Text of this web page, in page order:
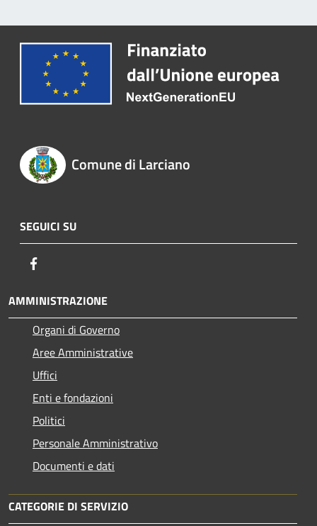
Comune di Larciano
SEGUICI SU
AMMINISTRAZIONE
Organi di Governo
Aree Amministrative
Uffici
Enti e fondazioni
Politici
Personale Amministrativo
Documenti e dati
CATEGORIE DI SERVIZIO